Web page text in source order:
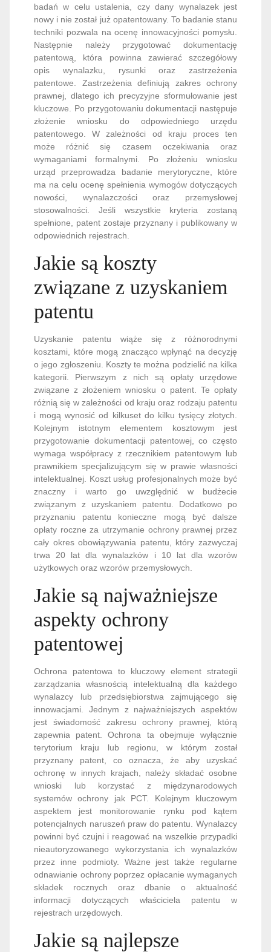
badań w celu ustalenia, czy dany wynalazek jest
nowy i nie został już opatentowany. To badanie stanu
techniki pozwala na ocenę innowacyjności pomysłu.
Następnie należy przygotować dokumentację
patentową, która powinna zawierać szczegółowy
opis wynalazku, rysunki oraz zastrzeżenia
patentowe. Zastrzeżenia definiują zakres ochrony
prawnej, dlatego ich precyzyjne sformułowanie jest
kluczowe. Po przygotowaniu dokumentacji następuje
złożenie wniosku do odpowiedniego urzędu
patentowego. W zależności od kraju proces ten
może różnić się czasem oczekiwania oraz
wymaganiami formalnymi. Po złożeniu wniosku
urząd przeprowadza badanie merytoryczne, które
ma na celu ocenę spełnienia wymogów dotyczących
nowości, wynalazczości oraz przemysłowej
stosowalności. Jeśli wszystkie kryteria zostaną
spełnione, patent zostaje przyznany i publikowany w
odpowiednich rejestrach.
Jakie są koszty
związane z uzyskaniem
patentu
Uzyskanie patentu wiąże się z różnorodnymi
kosztami, które mogą znacząco wpłynąć na decyzję
o jego zgłoszeniu. Koszty te można podzielić na kilka
kategorii. Pierwszym z nich są opłaty urzędowe
związane z złożeniem wniosku o patent. Te opłaty
różnią się w zależności od kraju oraz rodzaju patentu
i mogą wynosić od kilkuset do kilku tysięcy złotych.
Kolejnym istotnym elementem kosztowym jest
przygotowanie dokumentacji patentowej, co często
wymaga współpracy z rzecznikiem patentowym lub
prawnikiem specjalizującym się w prawie własności
intelektualnej. Koszt usług profesjonalnych może być
znaczny i warto go uwzględnić w budżecie
związanym z uzyskaniem patentu. Dodatkowo po
przyznaniu patentu konieczne mogą być dalsze
opłaty roczne za utrzymanie ochrony prawnej przez
cały okres obowiązywania patentu, który zazwyczaj
trwa 20 lat dla wynalazków i 10 lat dla wzorów
użytkowych oraz wzorów przemysłowych.
Jakie są najważniejsze
aspekty ochrony
patentowej
Ochrona patentowa to kluczowy element strategii
zarządzania własnością intelektualną dla każdego
wynalazcy lub przedsiębiorstwa zajmującego się
innowacjami. Jednym z najważniejszych aspektów
jest świadomość zakresu ochrony prawnej, którą
zapewnia patent. Ochrona ta obejmuje wyłącznie
terytorium kraju lub regionu, w którym został
przyznany patent, co oznacza, że aby uzyskać
ochronę w innych krajach, należy składać osobne
wnioski lub korzystać z międzynarodowych
systemów ochrony jak PCT. Kolejnym kluczowym
aspektem jest monitorowanie rynku pod kątem
potencjalnych naruszeń praw do patentu. Wynalazcy
powinni być czujni i reagować na wszelkie przypadki
nieautoryzowanego wykorzystania ich wynalazków
przez inne podmioty. Ważne jest także regularne
odnawianie ochrony poprzez opłacanie wymaganych
składek rocznych oraz dbanie o aktualność
informacji dotyczących właściciela patentu w
rejestrach urzędowych.
Jakie są najlepsze